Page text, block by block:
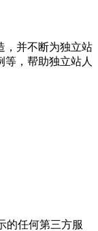
，并不断为独立站
等，帮助独立站人
的任何第三方服